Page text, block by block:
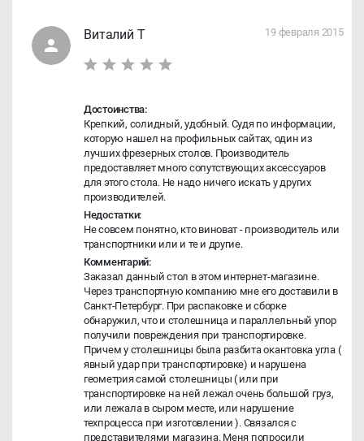
Виталий Т 19 февраля 2015
Достоинства:
Крепкий, солидный, удобный. Судя по информации,
которую нашел на профильных сайтах, один из
лучших фрезерных столов. Производитель
предоставляет много сопутствующих аксессуаров
для этого стола. Не надо ничего искать у других
производителей.
Недостатки:
Не совсем понятно, кто виноват - производитель или
транспортники или и те и другие.
Комментарий:
Заказал данный стол в этом интернет-магазине.
Через транспортную компанию мне его доставили в
Санкт-Петербург. При распаковке и сборке
обнаружил, что и столешница и параллельный упор
получили повреждения при транспортировке.
Причем у столешницы была разбита окантовка угла (
явный удар при транспортировке) и нарушена
геометрия самой столешницы ( или при
транспортировке на ней лежал очень большой груз,
или лежала в сыром месте, или нарушение
техпроцесса при изготовлении ). Связался с
представителями магазина. Меня попросили